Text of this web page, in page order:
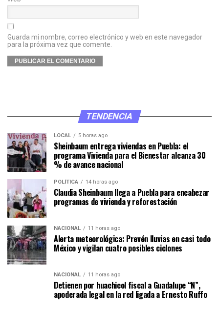
Guarda mi nombre, correo electrónico y web en este navegador
para la próxima vez que comente.
TENDENCIA
LOCAL 5 horas ago
Sheinbaum entrega viviendas en Puebla: el
programa Vivienda para el Bienestar alcanza 30
% de avance nacional
POLÍTICA 14 horas ago
Claudia Sheinbaum llega a Puebla para encabezar
programas de vivienda y reforestación
NACIONAL 11 horas ago
Alerta meteorológica: Prevén lluvias en casi todo
México y vigilan cuatro posibles ciclones
NACIONAL 11 horas ago
Detienen por huachicol fiscal a Guadalupe “N”,
apoderada legal en la red ligada a Ernesto Ruffo